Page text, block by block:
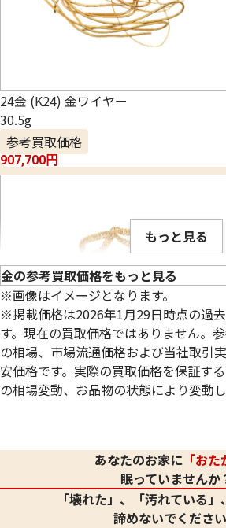
24金 (K24) 金ワイヤー
30.5g
参考買取価格
907,700円
もっと見る
金の参考買取価格をもっと見る
※画像はイメージとなります。
※掲載価格は2026年1月29日時点の過
す。現在の買取価格ではありません。
の相場、市場流通価格および当社取引
安価格です。実際の買取価格を保証す
の相場変動、お品物の状態により変動し
あなたのお家に 「おた
眠っていませんか
「壊れた」、「汚れている
諦めないでください